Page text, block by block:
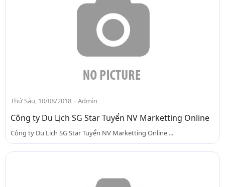
Thứ Sáu, 10/08/2018 - Admin
Công ty Du Lịch SG Star Tuyển NV Marketting Online
Công ty Du Lịch SG Star Tuyển NV Marketting Online ...